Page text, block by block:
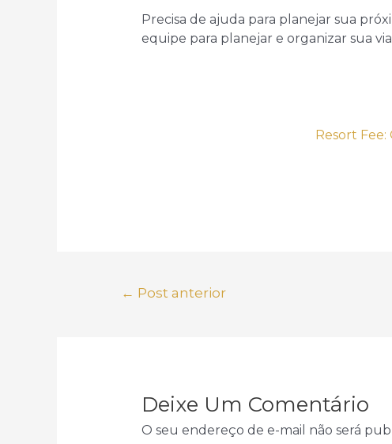
Precisa de ajuda para planejar sua
equipe para planejar e organizar sua
Resort
Navegação
← Post anterior
Deixe Um Comentário
O seu endereço de e-mail não será